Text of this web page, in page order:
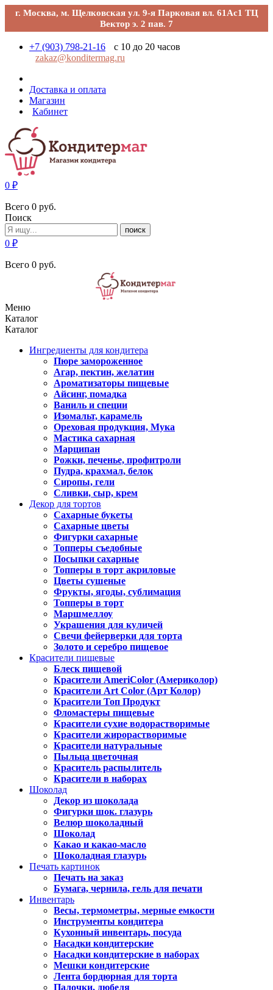
г. Москва, м. Щелковская ул. 9-я Парковая вл. 61Ас1 ТЦ
Вектор э. 2 пав. 7
+7 (903) 798-21-16
с 10 до 20 часов
zakaz@konditermag.ru
Доставка и оплата
Магазин
Кабинет
0 ₽
Всего 0 руб.
Поиск
поиск
0 ₽
Всего 0 руб.
Меню
Каталог
Каталог
Ингредиенты для кондитера
Пюре замороженное
Агар, пектин, желатин
Ароматизаторы пищевые
Айсинг, помадка
Ваниль и специи
Изомальт, карамель
Ореховая продукция, Мука
Мастика сахарная
Марципан
Рожки, печенье, профитроли
Пудра, крахмал, белок
Сиропы, гели
Сливки, сыр, крем
Декор для тортов
Сахарные букеты
Сахарные цветы
Фигурки сахарные
Топперы съедобные
Посыпки сахарные
Топперы в торт акриловые
Цветы сушеные
Фрукты, ягоды, сублимация
Топперы в торт
Маршмеллоу
Украшения для куличей
Свечи фейерверки для торта
Золото и серебро пищевое
Красители пищевые
Блеск пищевой
Красители AmeriColor (Америколор)
Красители Art Color (Арт Колор)
Красители Топ Продукт
Фломастеры пищевые
Красители сухие водорастворимые
Красители жирорастворимые
Красители натуральные
Пыльца цветочная
Краситель распылитель
Красители в наборах
Шоколад
Декор из шоколада
Фигурки шок. глазурь
Велюр шоколадный
Шоколад
Какао и какао-масло
Шоколадная глазурь
Печать картинок
Печать на заказ
Бумага, чернила, гель для печати
Инвентарь
Весы, термометры, мерные емкости
Инструменты кондитера
Кухонный инвентарь, посуда
Насадки кондитерские
Насадки кондитерские в наборах
Мешки кондитерские
Лента бордюрная для торта
Палочки, дюбеля